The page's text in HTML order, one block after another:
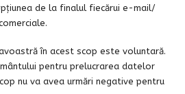
de la finalul fiecărui e-mail/
în acest scop este voluntară.
pentru prelucrarea datelor
nu va avea urmări negative pentru